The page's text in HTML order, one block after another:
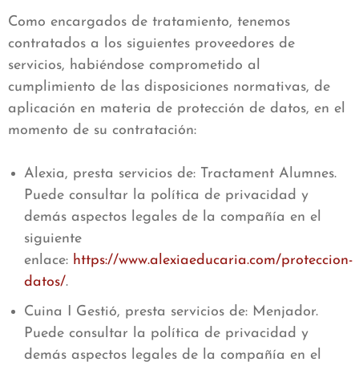
Como encargados de tratamiento, tenemos
contratados a los siguientes proveedores de
servicios, habiéndose comprometido al
cumplimiento de las disposiciones normativas, de
aplicación en materia de protección de datos, en el
momento de su contratación:
Alexia, presta servicios de: Tractament Alumnes.
Puede consultar la política de privacidad y
demás aspectos legales de la compañía en el
siguiente
enlace: https://www.alexiaeducaria.com/proteccion-
datos/.
Cuina I Gestió, presta servicios de: Menjador.
Puede consultar la política de privacidad y
demás aspectos legales de la compañía en el